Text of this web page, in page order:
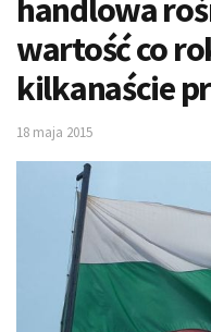
handlowa
wartość co
kilkanaście
18 maja 2015